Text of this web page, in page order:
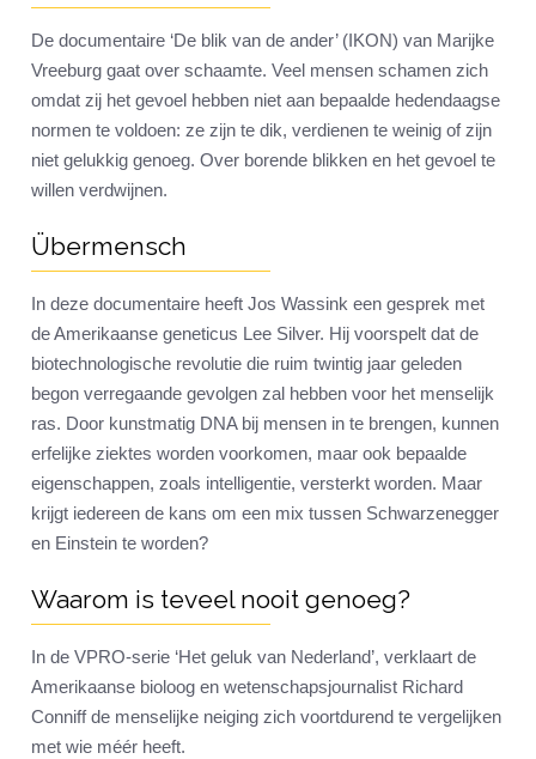
De documentaire ‘De blik van de ander’ (IKON) van Marijke
Vreeburg gaat over schaamte. Veel mensen schamen zich
omdat zij het gevoel hebben niet aan bepaalde hedendaagse
normen te voldoen: ze zijn te dik, verdienen te weinig of zijn
niet gelukkig genoeg. Over borende blikken en het gevoel te
willen verdwijnen.
Übermensch
In deze documentaire heeft Jos Wassink een gesprek met
de Amerikaanse geneticus Lee Silver. Hij voorspelt dat de
biotechnologische revolutie die ruim twintig jaar geleden
begon verregaande gevolgen zal hebben voor het menselijk
ras. Door kunstmatig DNA bij mensen in te brengen, kunnen
erfelijke ziektes worden voorkomen, maar ook bepaalde
eigenschappen, zoals intelligentie, versterkt worden. Maar
krijgt iedereen de kans om een mix tussen Schwarzenegger
en Einstein te worden?
Waarom is teveel nooit genoeg?
In de VPRO-serie ‘Het geluk van Nederland’, verklaart de
Amerikaanse bioloog en wetenschapsjournalist Richard
Conniff de menselijke neiging zich voortdurend te vergelijken
met wie méér heeft.